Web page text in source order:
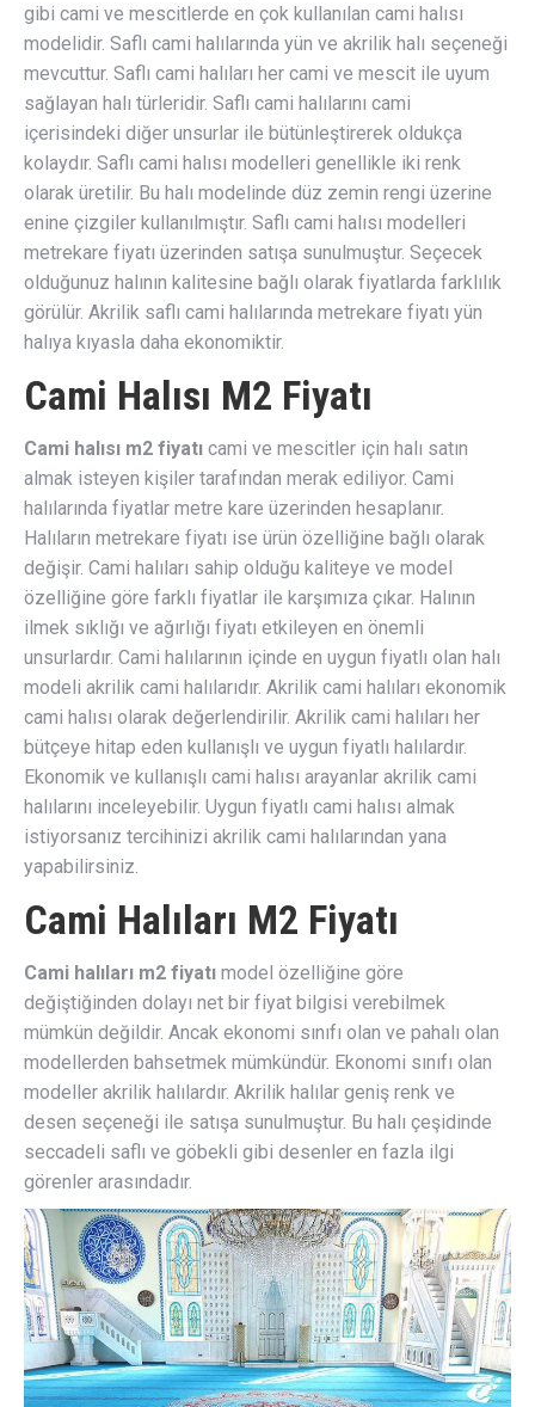
gibi cami ve mescitlerde en çok kullanılan cami halısı
modelidir. Saflı cami halılarında yün ve akrilik halı seçeneği
mevcuttur. Saflı cami halıları her cami ve mescit ile uyum
sağlayan halı türleridir. Saflı cami halılarını cami
içerisindeki diğer unsurlar ile bütünleştirerek oldukça
kolaydır. Saflı cami halısı modelleri genellikle iki renk
olarak üretilir. Bu halı modelinde düz zemin rengi üzerine
enine çizgiler kullanılmıştır. Saflı cami halısı modelleri
metrekare fiyatı üzerinden satışa sunulmuştur. Seçecek
olduğunuz halının kalitesine bağlı olarak fiyatlarda farklılık
görülür. Akrilik saflı cami halılarında metrekare fiyatı yün
halıya kıyasla daha ekonomiktir.
Cami Halısı M2 Fiyatı
Cami halısı m2 fiyatı cami ve mescitler için halı satın
almak isteyen kişiler tarafından merak ediliyor. Cami
halılarında fiyatlar metre kare üzerinden hesaplanır.
Halıların metrekare fiyatı ise ürün özelliğine bağlı olarak
değişir. Cami halıları sahip olduğu kaliteye ve model
özelliğine göre farklı fiyatlar ile karşımıza çıkar. Halının
ilmek sıklığı ve ağırlığı fiyatı etkileyen en önemli
unsurlardır. Cami halılarının içinde en uygun fiyatlı olan halı
modeli akrilik cami halılarıdır. Akrilik cami halıları ekonomik
cami halısı olarak değerlendirilir. Akrilik cami halıları her
bütçeye hitap eden kullanışlı ve uygun fiyatlı halılardır.
Ekonomik ve kullanışlı cami halısı arayanlar akrilik cami
halılarını inceleyebilir. Uygun fiyatlı cami halısı almak
istiyorsanız tercihinizi akrilik cami halılarından yana
yapabilirsiniz.
Cami Halıları M2 Fiyatı
Cami halıları m2 fiyatı model özelliğine göre
değiştiğinden dolayı net bir fiyat bilgisi verebilmek
mümkün değildir. Ancak ekonomi sınıfı olan ve pahalı olan
modellerden bahsetmek mümkündür. Ekonomi sınıfı olan
modeller akrilik halılardır. Akrilik halılar geniş renk ve
desen seçeneği ile satışa sunulmuştur. Bu halı çeşidinde
seccadeli saflı ve göbekli gibi desenler en fazla ilgi
görenler arasındadır.